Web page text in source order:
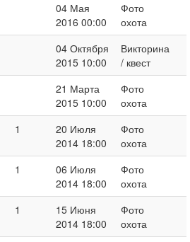
04 Мая
2016 00:00
Фото
охота
04 Октября
2015 10:00
Викторина
/ квест
21 Марта
2015 10:00
Фото
охота
1
20 Июля
2014 18:00
Фото
охота
1
06 Июля
2014 18:00
Фото
охота
1
15 Июня
2014 18:00
Фото
охота